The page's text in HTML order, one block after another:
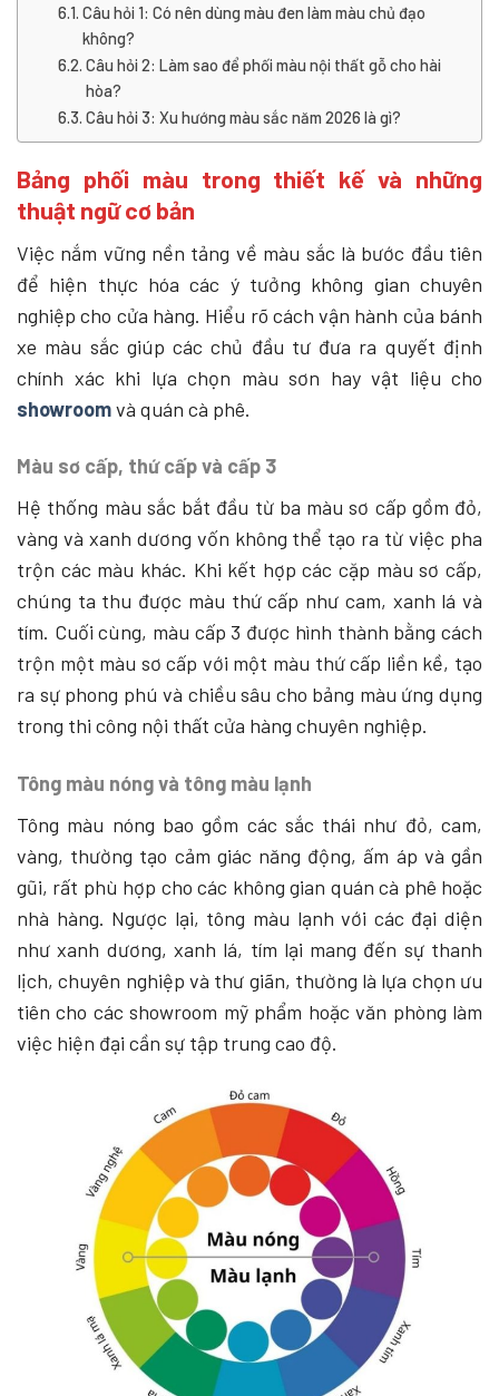
Câu hỏi 1: Có nên dùng màu đen làm màu chủ đạo
không?
Câu hỏi 2: Làm sao để phối màu nội thất gỗ cho hài
hòa?
Câu hỏi 3: Xu hướng màu sắc năm 2026 là gì?
Bảng phối màu trong thiết kế và những
thuật ngữ cơ bản
Việc nắm vững nền tảng về màu sắc là bước đầu tiên
để hiện thực hóa các ý tưởng không gian chuyên
nghiệp cho cửa hàng. Hiểu rõ cách vận hành của bánh
xe màu sắc giúp các chủ đầu tư đưa ra quyết định
chính xác khi lựa chọn màu sơn hay vật liệu cho
showroomvà quán cà phê.
Màu sơ cấp, thứ cấp và cấp 3
Hệ thống màu sắc bắt đầu từ ba màu sơ cấp gồm đỏ,
vàng và xanh dương vốn không thể tạo ra từ việc pha
trộn các màu khác. Khi kết hợp các cặp màu sơ cấp,
chúng ta thu được màu thứ cấp như cam, xanh lá và
tím. Cuối cùng, màu cấp 3 được hình thành bằng cách
trộn một màu sơ cấp với một màu thứ cấp liền kề, tạo
ra sự phong phú và chiều sâu cho bảng màu ứng dụng
trong thi công nội thất cửa hàng chuyên nghiệp.
Tông màu nóng và tông màu lạnh
Tông màu nóng bao gồm các sắc thái như đỏ, cam,
vàng, thường tạo cảm giác năng động, ấm áp và gần
gũi, rất phù hợp cho các không gian quán cà phê hoặc
nhà hàng. Ngược lại, tông màu lạnh với các đại diện
như xanh dương, xanh lá, tím lại mang đến sự thanh
lịch, chuyên nghiệp và thư giãn, thường là lựa chọn ưu
tiên cho các showroom mỹ phẩm hoặc văn phòng làm
việc hiện đại cần sự tập trung cao độ.